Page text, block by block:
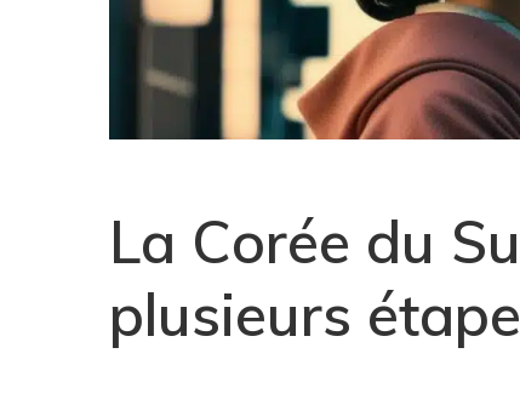
La Corée du
plusieurs